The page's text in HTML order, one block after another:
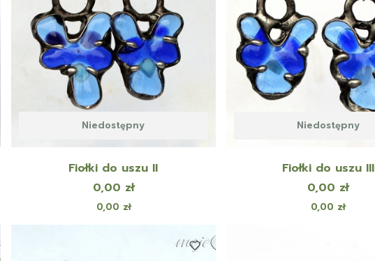
Niedostępny
Fiołki do uszu II
Cena
0,00 zł
Cena
0,00 zł
Niedostępny
Fiołki do uszu III
Cena
0,00 zł
Cena
0,00 zł